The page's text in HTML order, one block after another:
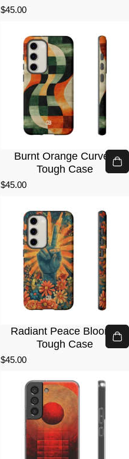
$45.00
Burnt Orange Curve ·
Tough Case
$45.00
Radiant Peace Bloom ·
Tough Case
$45.00